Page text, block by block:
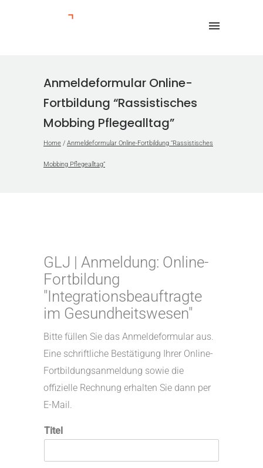
Anmeldeformular Online-
Fortbildung “Rassistisches
Mobbing Pflegealltag”
Home / Anmeldeformular Online-Fortbildung “Rassistisches
Mobbing Pflegealltag”
GLJ | Anmeldung: Online-
Fortbildung
"Integrationsbeauftragte
im Gesundheitswesen"
Bitte füllen Sie das Anmeldeformular aus.
Eine schriftliche Bestätigung Ihrer Online-
Fortbildungsanmeldung sowie die
offizielle Rechnung erhalten Sie dann per
E-Mail.
Titel